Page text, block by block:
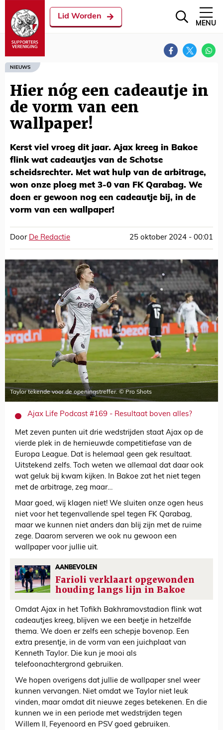
Lid Worden
MENU
NIEUWS
Hier nóg een cadeautje in
de vorm van een
wallpaper!
Kerst viel vroeg dit jaar. Ajax kreeg in Bakoe
flink wat cadeautjes van de Schotse
scheidsrechter. Met wat hulp van de arbitrage,
won onze ploeg met 3-0 van FK Qarabag. We
doen er gewoon nog een cadeautje bij, in de
vorm van een wallpaper!
Door De Redactie 25 oktober 2024 - 00:01
Taylor tekende voor de openingstreffer. © Pro Shots
Ajax Life Podcast #169 - Resultaat boven alles?
Met zeven punten uit drie wedstrijden staat Ajax op de
vierde plek in de hernieuwde competitiefase van de
Europa League. Dat is helemaal geen gek resultaat.
Uitstekend zelfs. Toch weten we allemaal dat daar ook
wat geluk bij kwam kijken. In Bakoe zat het niet tegen
met de arbitrage, zeg maar…
Maar goed, wij klagen niet! We sluiten onze ogen heus
niet voor het tegenvallende spel tegen FK Qarabag,
maar we kunnen niet anders dan blij zijn met de ruime
zege. Daarom serveren we ook nu gewoon een
wallpaper voor jullie uit.
AANBEVOLEN
Farioli verklaart opgewonden
houding langs lijn in Bakoe
Omdat Ajax in het Tofikh Bakhramovstadion flink wat
cadeautjes kreeg, blijven we een beetje in hetzelfde
thema. We doen er zelfs een schepje bovenop. Een
extra presentje, in de vorm van een juichplaat van
Kenneth Taylor. Die kun je mooi als
telefoonachtergrond gebruiken.
We hopen overigens dat jullie de wallpaper snel weer
kunnen vervangen. Niet omdat we Taylor niet leuk
vinden, maar omdat dit nieuwe zeges betekenen. En die
kunnen we in een periode met wedstrijden tegen
Willem II, Feyenoord en PSV goed gebruiken.